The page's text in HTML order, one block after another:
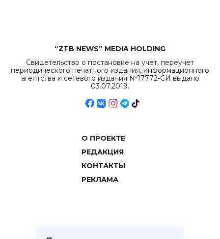
“ZTB NEWS” MEDIA HOLDING
Свидетельство о постановке на учет, переучет
периодического печатного издания, информационного
агентства и сетевого издания №17772-СИ выдано
03.07.2019.
О ПРОЕКТЕ
РЕДАКЦИЯ
КОНТАКТЫ
РЕКЛАМА